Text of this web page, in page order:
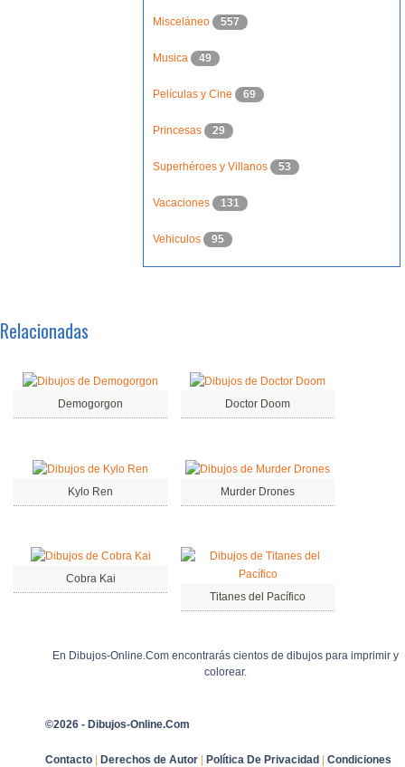
Misceláneo 557
Musica 49
Películas y Cine 69
Princesas 29
Superhéroes y Villanos 53
Vacaciones 131
Vehiculos 95
Relacionadas
Demogorgon Doctor Doom
Kylo Ren Murder Drones
Cobra Kai
Titanes del Pacífico
En Dibujos-Online.Com encontrarás cientos de dibujos para imprimir y
colorear.
©2026 - Dibujos-Online.Com
Contacto | Derechos de Autor | Política De Privacidad | Condiciones